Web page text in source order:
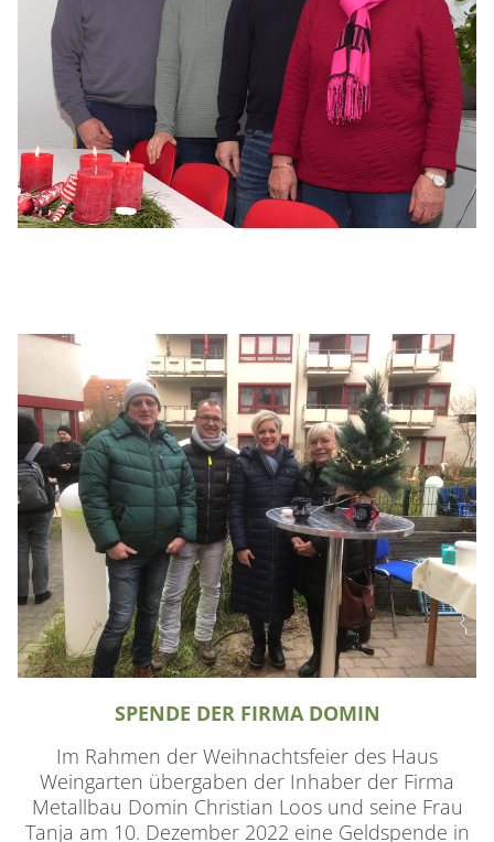
SPENDE DER FIRMA DOMIN
Im Rahmen der Weihnachtsfeier des Haus
Weingarten übergaben der Inhaber der Firma
Metallbau Domin Christian Loos und seine Frau
Tanja am 10. Dezember 2022 eine Geldspende in